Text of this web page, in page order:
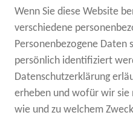
Wenn Sie diese Website
verschiedene
Personenbezogene Daten
persönlich identifiziert
Datenschutzerklärung
erheben und wofür wir sie
wie und zu welchem